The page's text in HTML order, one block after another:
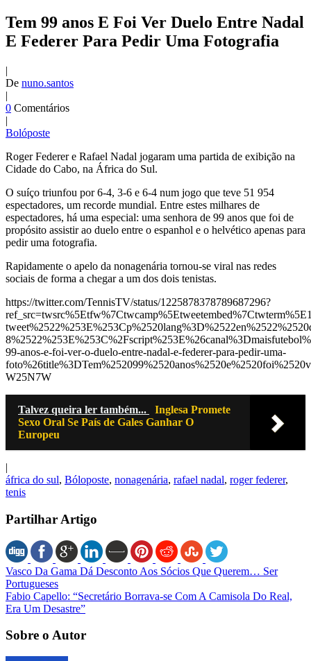
Tem 99 anos E Foi Ver Duelo Entre Nadal
E Federer Para Pedir Uma Fotografia
|
De nuno.santos
|
0 Comentários
|
Bolóposte
Roger Federer e Rafael Nadal jogaram uma partida de exibição na
Cidade do Cabo, na África do Sul.
O suíço triunfou por 6-4, 3-6 e 6-4 num jogo que teve 51 954
espectadores, um recorde mundial. Entre estes milhares de
espectadores, há uma especial: uma senhora de 99 anos que foi de
propósito assistir ao duelo entre o espanhol e o helvético apenas para
pedir uma fotografia.
Rapidamente o apelo da nonagenária tornou-se viral nas redes
sociais de forma a chegar a um dos dois tenistas.
https://twitter.com/TennisTV/status/1225878378789687296?
99-anos-e-foi-ver-o-duelo-entre-nadal-e-federer-para-pedir-uma-
W25N7W
Talvez queira ler também...
Inglesa Promete
Sexo Oral Se País de Gales Ganhar O
Europeu
|
áfrica do sul, Bóloposte, nonagenária, rafael nadal, roger federer,
tenis
Partilhar Artigo
Vasco Da Gama Dá Desconto Aos Sócios Que Querem… Ser
Portugueses
Fabio Capello: “Secretário Borrava-se Com A Camisola Do Real,
Era Um Desastre”
Sobre o Autor